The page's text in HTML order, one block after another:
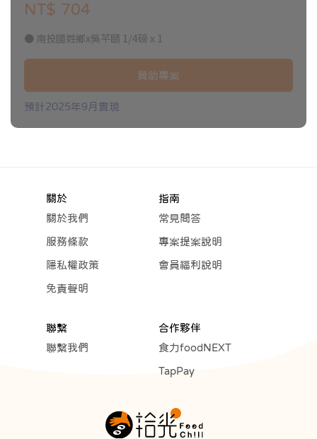
NT$ 704
● 南投國姓鄉x吳芊頤 1/4磅 x 1
贊助專案
預計2025年9月實現
關於
關於我們
服務條款
隱私權政策
免責聲明
指南
常見問答
專案提案說明
會員福利說明
聯繫
聯繫我們
合作夥伴
食力foodNEXT
TapPay